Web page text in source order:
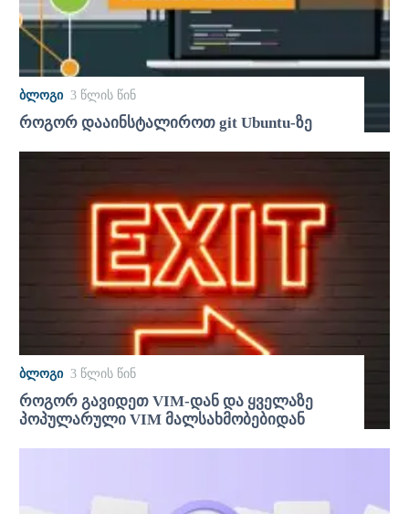
ᲑᲚᲝᲒᲘ 3 წლის წინ
როგორ დააინსტალიროთ git Ubuntu-ზე
ᲑᲚᲝᲒᲘ 3 წლის წინ
როგორ გავიდეთ VIM-დან და ყველაზე
პოპულარული VIM მალსახმობებიდან